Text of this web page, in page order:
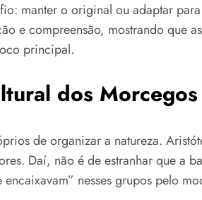
manter o original ou adaptar
e compreensão, mostrando que
principal.
dos Morcegos
de organizar a natureza.
Daí, não é de estranhar que a
nesses grupos pelo